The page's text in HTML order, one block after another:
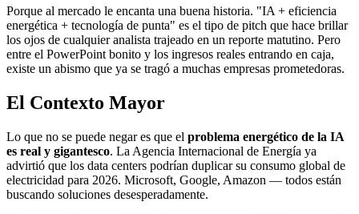
Porque al mercado le encanta una buena historia. "IA + eficiencia
energética + tecnología de punta" es el tipo de pitch que hace brillar
los ojos de cualquier analista trajeado en un reporte matutino. Pero
entre el PowerPoint bonito y los ingresos reales entrando en caja,
existe un abismo que ya se tragó a muchas empresas prometedoras.
El Contexto Mayor
Lo que no se puede negar es que el problema energético de la IA
es real y gigantesco. La Agencia Internacional de Energía ya
advirtió que los data centers podrían duplicar su consumo global de
electricidad para 2026. Microsoft, Google, Amazon — todos están
buscando soluciones desesperadamente.